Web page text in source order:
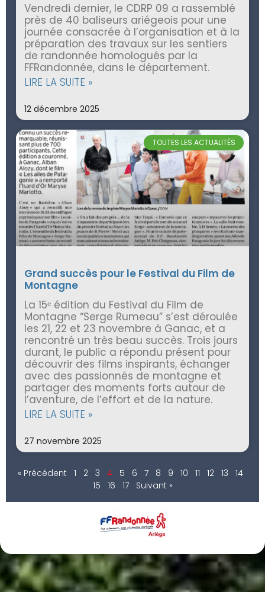
Vendredi dernier, le CDRP 09 a rassemblé
près de 40 baliseurs ariégeois pour une
journée consacrée à l’organisation et à la
préparation des travaux sur les sentiers
de randonnée homologués par la
FFRandonnée, dans le département.
LIRE LA SUITE »
12 décembre 2025
TOUTES LES ACTUALITÉS
Grand succès pour le Festival du Film de
Montagne
La 15ᵉ édition du Festival du Film de
Montagne “Serge Rumeau” s’est déroulée
les 21, 22 et 23 novembre à Ganac, et a
rencontré un très beau succès. Trois jours
durant, le public a répondu présent pour
découvrir des films inspirants, échanger
avec des passionnés de montagne et
partager des moments forts autour de
l’aventure, de l’effort et de la nature.
LIRE LA SUITE »
27 novembre 2025
« Précédent 1 2 3 4 5 6 7 8 9 10 11 12 13
14
15
16 17 Suivant »